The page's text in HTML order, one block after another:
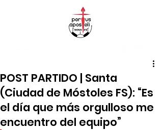
POST PARTIDO | Santa
(Ciudad de Móstoles FS): “Es
el día que más orgulloso me
encuentro del equipo”